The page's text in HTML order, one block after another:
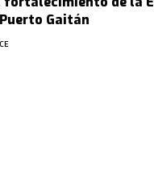
Gaitán